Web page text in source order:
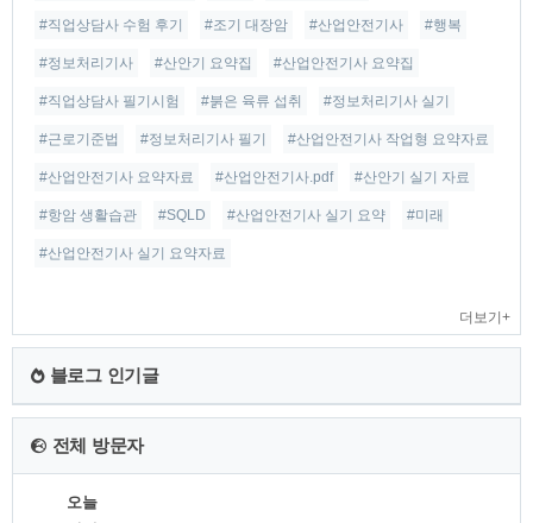
#직업상담사 수험 후기 #조기 대장암 #산업안전기사 #행복
#정보처리기사 #산안기 요약집 #산업안전기사 요약집
#직업상담사 필기시험 #붉은 육류 섭취 #정보처리기사 실기
#근로기준법 #정보처리기사 필기 #산업안전기사 작업형 요약자료
#산업안전기사 요약자료 #산업안전기사.pdf #산안기 실기 자료
#항암 생활습관 #SQLD #산업안전기사 실기 요약 #미래
#산업안전기사 실기 요약자료
더보기+
블로그 인기글
전체 방문자
오늘